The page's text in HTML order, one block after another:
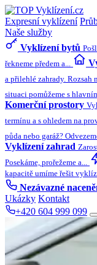
Expresní vyklízení
Naše služby
Vyklízení bytů
řekneme předem a...
a přilehlé zahrady. Rozsah
situaci pomůžeme s
Komerční prostory
termínu a s ohledem na
půda nebo garáž?
Vyklízení zahrad
Posekáme, prořežeme a...
kapacitě umíme řešit
Nezávazné
Ukázky Kontakt
+420 604 999 099